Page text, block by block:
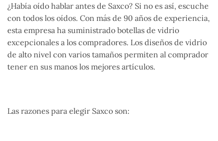
¿Había oído hablar antes de Saxco? Si no es así, escuche
con todos los oídos. Con más de 90 años de experiencia,
esta empresa ha suministrado botellas de vidrio
excepcionales a los compradores. Los diseños de vidrio
de alto nivel con varios tamaños permiten al comprador
tener en sus manos los mejores artículos.
Las razones para elegir Saxco son: